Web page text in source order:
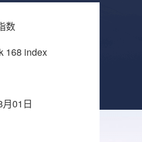
数
168 index
01日